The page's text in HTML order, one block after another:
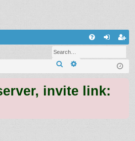
ist
SearchAdvanced search
invite link: